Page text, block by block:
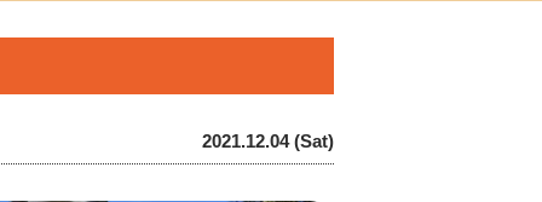
2021.12.04 (Sat)